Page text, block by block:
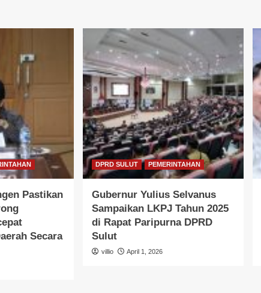
Pastikan
Secara
DPRD SULUT PEMERINTAHAN
Gubernur Yulius Selvanus
Sampaikan LKPJ Tahun 2025
di Rapat Paripurna DPRD
Sulut
villio April 1, 2026